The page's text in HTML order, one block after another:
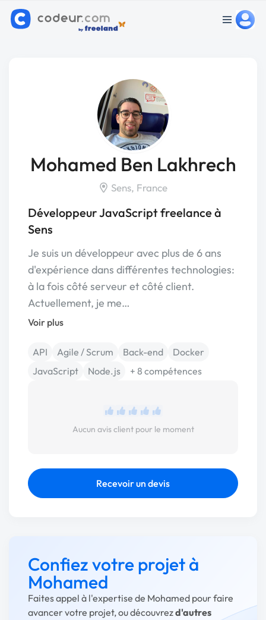
Mohamed Ben Lakhrech
Sens, France
Développeur JavaScript freelance à
Sens
Je suis un développeur avec plus de 6 ans
d'expérience dans différentes technologies:
à la fois côté serveur et côté client.
Actuellement, je me…
Voir plus
API Agile / Scrum Back-end
Docker
JavaScript
Node.js + 8 compétences
Aucun avis client pour le moment
Recevoir un devis
Confiez votre projet à
Mohamed
Faites appel à l'expertise de Mohamed pour faire
avancer votre projet, ou découvrezd'autres